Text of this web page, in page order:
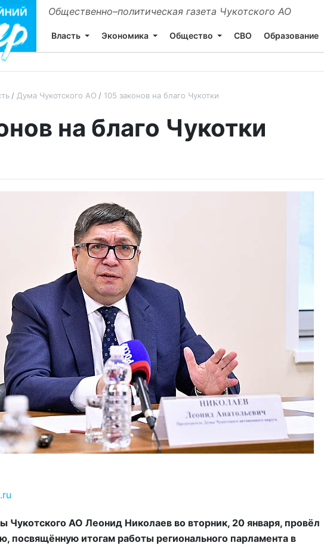
Общественно–политическая газета Чукотского АО
Власть Экономика Общество СВО Образование
Дума Чукотского АО 105 законов на благо Чукотки
на благо Чукотки
Чукотского АО Леонид Николаев во вторник, 20 января, провёл
посвящённую итогам работы регионального парламента в